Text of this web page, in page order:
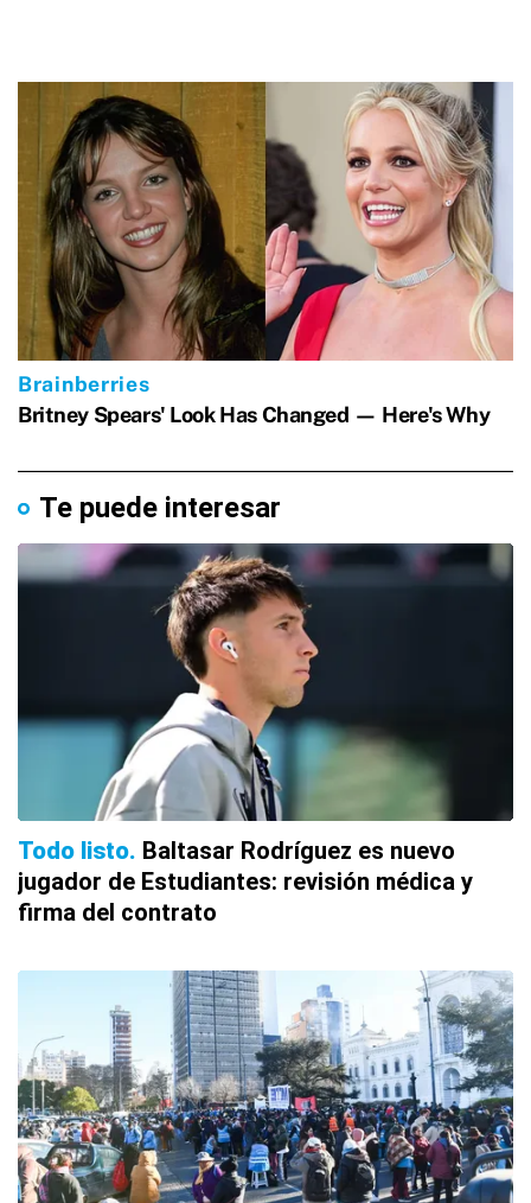
Te puede interesar
Todo listo Baltasar Rodríguez es nuevo
jugador de Estudiantes: revisión médica y
firma del contrato